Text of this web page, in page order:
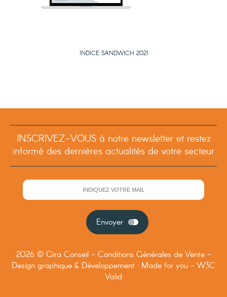
INDICE SANDWICH 2021
INSCRIVEZ-VOUS à notre newsletter et restez
informé des dernières actualités de votre secteur
Envoyer
2026 © Gira Conseil - Conditions Générales de Vente-
Design graphique & Développement : Made for you -W3C
Valid